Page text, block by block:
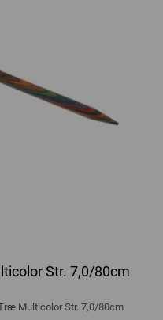
Str. 7,0/80cm
Multicolor Str. 7,0/80cm